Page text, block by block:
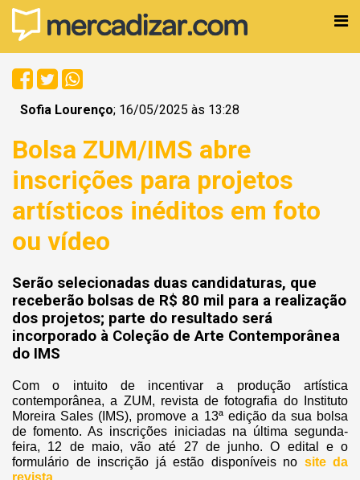
Sofia Lourenço; 16/05/2025 às 13:28
Bolsa ZUM/IMS abre
inscrições para projetos
artísticos inéditos em foto
ou vídeo
Serão selecionadas duas candidaturas, que
receberão bolsas de R$ 80 mil para a realização
dos projetos; parte do resultado será
incorporado à Coleção de Arte Contemporânea
do IMS
Com o intuito de incentivar a produção artística
contemporânea, a ZUM, revista de fotografia do Instituto
Moreira Sales (IMS), promove a 13ª edição da sua bolsa
de fomento. As inscrições iniciadas na última segunda-
feira, 12 de maio, vão até 27 de junho. O edital e o
formulário de inscrição já estão disponíveis no site da
revista.